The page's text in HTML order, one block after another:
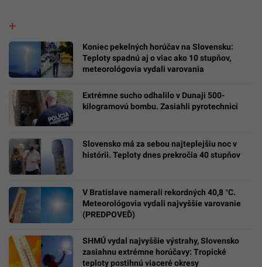
Koniec pekelných horúčav na Slovensku:
Teploty spadnú aj o viac ako 10 stupňov,
meteorológovia vydali varovania
Extrémne sucho odhalilo v Dunaji 500-
kilogramovú bombu. Zasiahli pyrotechnici
Slovensko má za sebou najteplejšiu noc v
histórii. Teploty dnes prekročia 40 stupňov
V Bratislave namerali rekordných 40,8 °C.
Meteorológovia vydali najvyššie varovanie
(PREDPOVEĎ)
SHMÚ vydal najvyššie výstrahy, Slovensko
zasiahnu extrémne horúčavy: Tropické
teploty postihnú viaceré okresy